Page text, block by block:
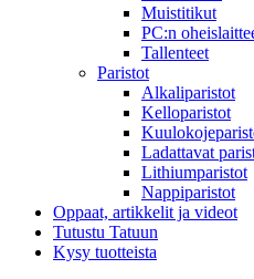
Muistitikut
PC:n
Tallenteet
Paristot
Alkaliparistot
Kelloparistot
Ladattavat
Lithiumparistot
Nappiparistot
Oppaat, artikkelit ja videot
Tutustu Tatuun
Kysy tuotteista